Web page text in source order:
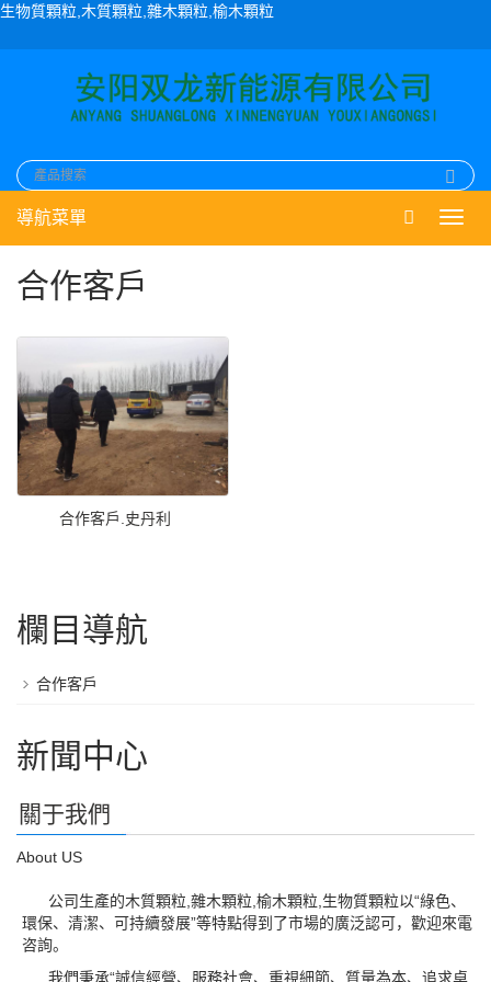
生物質顆粒,木質顆粒,雜木顆粒,榆木顆粒
導航菜單
合作客戶
合作客戶.史丹利
欄目導航
合作客戶
新聞中心
關于我們
About US
公司生產的木質顆粒,雜木顆粒,榆木顆粒,生物質顆粒以“綠色、
環保、清潔、可持續發展”等特點得到了市場的廣泛認可，歡迎來電
咨詢。
我們秉承“誠信經營、服務社會、重視細節、質量為本、追求卓